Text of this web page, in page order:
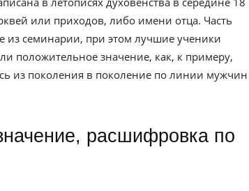
или приходов, либо имени отца. Часть
семинарии, при этом лучшие ученики
положительное значение, как, к примеру,
из поколения в поколение по линии мужчин